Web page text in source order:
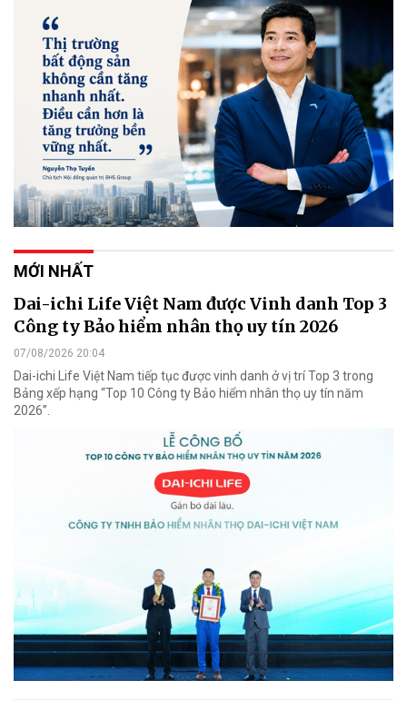
MỚI NHẤT
Dai-ichi Life Việt Nam được Vinh danh Top 3
Công ty Bảo hiểm nhân thọ uy tín 2026
07/08/2026 20:04
Dai-ichi Life Việt Nam tiếp tục được vinh danh ở vị trí Top 3 trong
Bảng xếp hạng “Top 10 Công ty Bảo hiểm nhân thọ uy tín năm
2026”.